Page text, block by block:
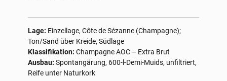
Lage: Einzellage, Côte de Sézanne (Champagne);
Ton/Sand über Kreide, Südlage
Klassifikation: Champagne AOC – Extra Brut
Ausbau: Spontangärung, 600-l-Demi-Muids, unfiltriert,
Reife unter Naturkork